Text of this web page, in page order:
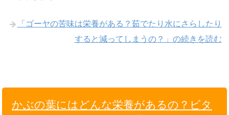
「ゴーヤの苦味は栄養がある？茹でたり水にさらしたり
すると減ってしまうの？」の続きを読む
かぶの葉にはどんな栄養があるの？ビタ